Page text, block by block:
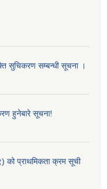
सुचिकरण सम्बन्धी सूचना ।
हुनेबारे सूचना!
को प्राथमिकता क्रम सूची